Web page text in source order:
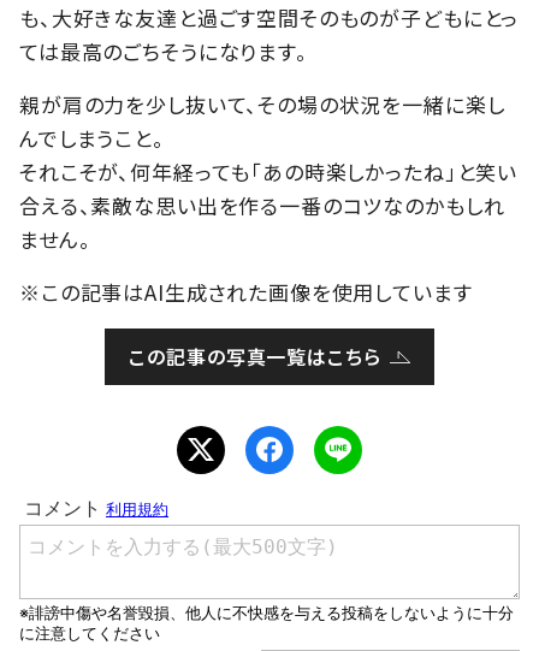
も、大好きな友達と過ごす空間そのものが子どもにとっ
ては最高のごちそうになります。
親が肩の力を少し抜いて、その場の状況を一緒に楽し
んでしまうこと。
それこそが、何年経っても「あの時楽しかったね」と笑い
合える、素敵な思い出を作る一番のコツなのかもしれ
ません。
※この記事はAI生成された画像を使用しています
この記事の写真一覧はこちら